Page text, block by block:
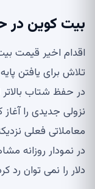
بیت کوین در
اقدام اخیر قیمت
تلاش برای یافتن
در حفظ شتاب
نزولی جدیدی را
معاملاتی فعلی
دلار را نمی توان رد